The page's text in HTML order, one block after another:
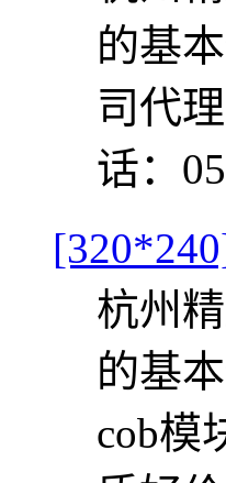
的基
司代
话：
杭州
的基
cob模